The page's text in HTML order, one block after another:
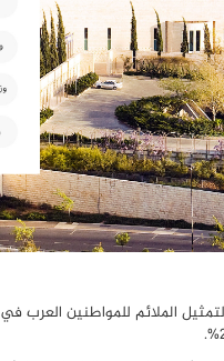
الملائم للمواطنين العرب